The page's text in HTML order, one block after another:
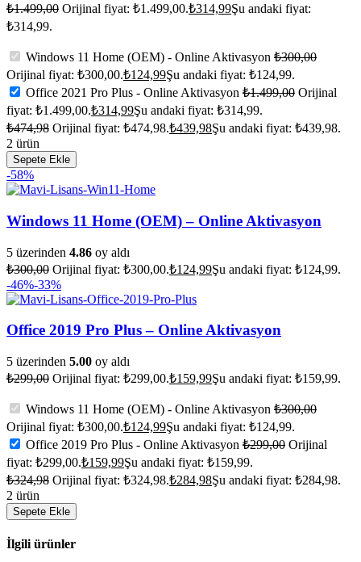
₺1.499,00 Orijinal fiyat: ₺1.499,00.₺314,99Şu andaki fiyat:
₺314,99.
Windows 11 Home (OEM) - Online Aktivasyon ₺300,00
Orijinal fiyat: ₺300,00.₺124,99Şu andaki fiyat: ₺124,99.
Office 2021 Pro Plus - Online Aktivasyon ₺1.499,00 Orijinal
fiyat: ₺1.499,00.₺314,99Şu andaki fiyat: ₺314,99.
₺474,98 Orijinal fiyat: ₺474,98.₺439,98Şu andaki fiyat: ₺439,98.
2 ürün
Sepete Ekle
-58%
Windows 11 Home (OEM) – Online Aktivasyon
5 üzerinden 4.86 oy aldı
₺300,00 Orijinal fiyat: ₺300,00.₺124,99Şu andaki fiyat: ₺124,99.
-46%-33%
Office 2019 Pro Plus – Online Aktivasyon
5 üzerinden 5.00 oy aldı
₺299,00 Orijinal fiyat: ₺299,00.₺159,99Şu andaki fiyat: ₺159,99.
Windows 11 Home (OEM) - Online Aktivasyon ₺300,00
Orijinal fiyat: ₺300,00.₺124,99Şu andaki fiyat: ₺124,99.
Office 2019 Pro Plus - Online Aktivasyon ₺299,00 Orijinal
fiyat: ₺299,00.₺159,99Şu andaki fiyat: ₺159,99.
₺324,98 Orijinal fiyat: ₺324,98.₺284,98Şu andaki fiyat: ₺284,98.
2 ürün
Sepete Ekle
İlgili ürünler